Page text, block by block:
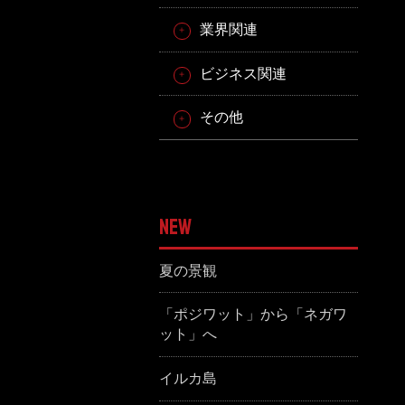
業界関連
ビジネス関連
その他
NEW
夏の景観
「ポジワット」から「ネガワ
ット」へ
イルカ島